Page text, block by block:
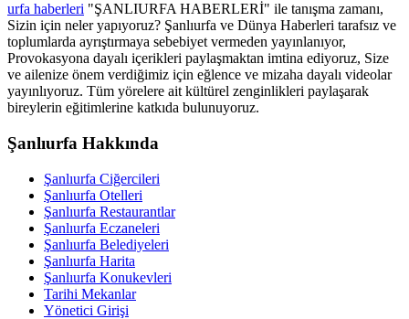
urfa haberleri "ŞANLIURFA HABERLERİ" ile tanışma zamanı,
Sizin için neler yapıyoruz? Şanlıurfa ve Dünya Haberleri tarafsız ve
toplumlarda ayrıştırmaya sebebiyet vermeden yayınlanıyor,
Provokasyona dayalı içerikleri paylaşmaktan imtina ediyoruz, Size
ve ailenize önem verdiğimiz için eğlence ve mizaha dayalı videolar
yayınlıyoruz. Tüm yörelere ait kültürel zenginlikleri paylaşarak
bireylerin eğitimlerine katkıda bulunuyoruz.
Şanlıurfa Hakkında
Şanlıurfa Ciğercileri
Şanlıurfa Otelleri
Şanlıurfa Restaurantlar
Şanlıurfa Eczaneleri
Şanlıurfa Belediyeleri
Şanlıurfa Harita
Şanlıurfa Konukevleri
Tarihi Mekanlar
Yönetici Girişi